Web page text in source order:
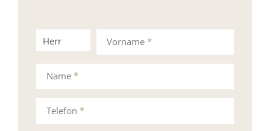
Herr Frau
Vorname *
Telefon *
Name *